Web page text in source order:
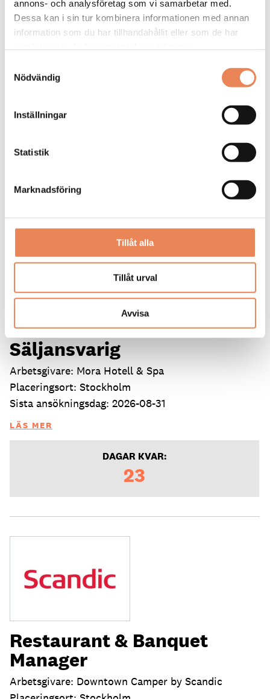
annons- och analysföretag som vi samarbetar med.
Dessa kan i sin tur kombinera informationen med annan
information som du har tillhandahållit eller som de har
Nödvändig
Inställningar
Statistik
Marknadsföring
Tillåt alla
Tillåt urval
Avvisa
Kock
Arbetsgivare: Smådalarö Gård Hotell & Spa
Sista ansökningsdag: 2026-08-30
Säljansvarig
Arbetsgivare: Mora Hotell & Spa
Placeringsort: Stockholm
Sista ansökningsdag: 2026-08-31
LÄS MER
DAGAR KVAR:
23
Restaurant & Banquet
Manager
Arbetsgivare: Downtown Camper by Scandic